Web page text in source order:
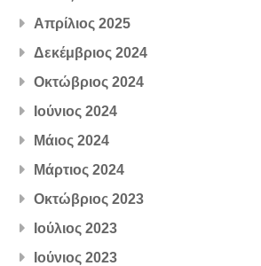
Απρίλιος 2025
Δεκέμβριος 2024
Οκτώβριος 2024
Ιούνιος 2024
Μάιος 2024
Μάρτιος 2024
Οκτώβριος 2023
Ιούλιος 2023
Ιούνιος 2023